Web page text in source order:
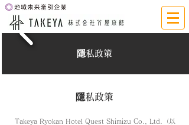
隱私政策
隱私政策
Takeya Ryokan Hotel Quest Shimizu Co., Ltd.（以